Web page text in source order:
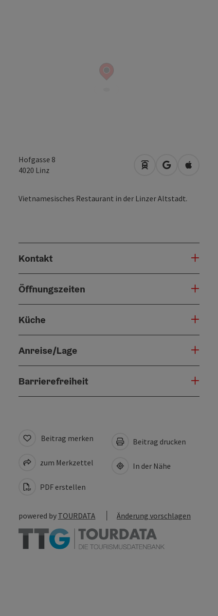
Hofgasse 8
4020 Linz Anreise mit
in Google
in
Vietnamesisches Restaurant in der Linzer Altstadt.
Kontakt
Öffnungszeiten
Küche
Anreise/Lage
Barrierefreiheit
Beitrag merken
zum Merkzettel
PDF erstellen
Beitrag drucken
In der Nähe
powered by TOURDATA Änderung vorschlagen